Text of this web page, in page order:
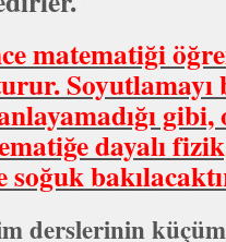
matematiği
dayalı
soğuk
derslerinin